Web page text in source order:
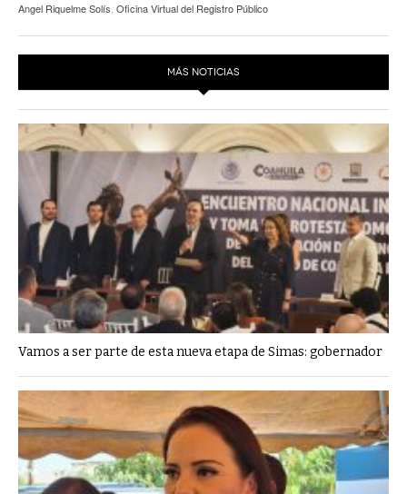
Angel Riquelme Solís, Oficina Virtual del Registro Público
MÁS NOTICIAS
Vamos a ser parte de esta nueva etapa de Simas: gobernador